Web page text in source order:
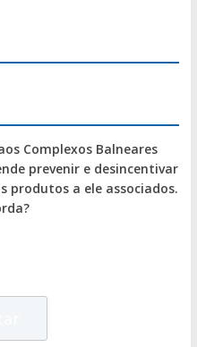
Complexos Balneares
prevenir e desincentivar
produtos a ele associados.